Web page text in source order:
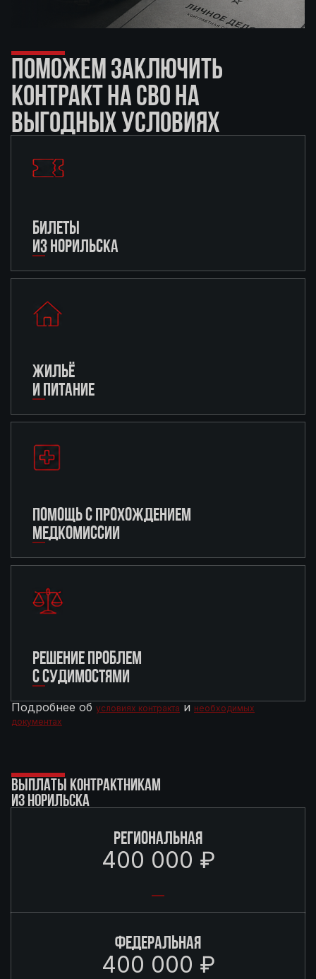
ПОМОЖЕМ ЗАКЛЮЧИТЬ
КОНТРАКТ НА СВО НА
ВЫГОДНЫХ УСЛОВИЯХ
БИЛЕТЫ
ИЗ НОРИЛЬСКА
ЖИЛЬЁ
И ПИТАНИЕ
ПОМОЩЬ С ПРОХОЖДЕНИЕМ
МЕДКОМИССИИ
РЕШЕНИЕ ПРОБЛЕМ
С СУДИМОСТЯМИ
Подробнее об условиях контракта и необходимых
документах
ВЫПЛАТЫ КОНТРАКТНИКАМ
ИЗ НОРИЛЬСКА
РЕГИОНАЛЬНАЯ
400 000 ₽
ФЕДЕРАЛЬНАЯ
400 000 ₽